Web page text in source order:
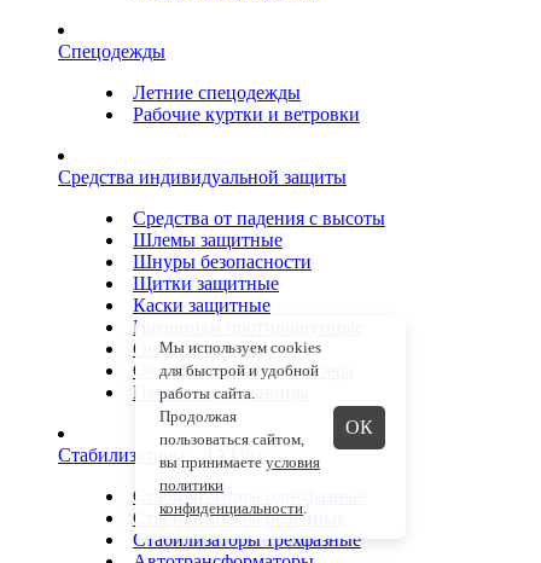
Спецодежды
Летние спецодежды
Рабочие куртки и ветровки
Средства индивидуальной защиты
Средства от падения с высоты
Шлемы защитные
Шнуры безопасности
Щитки защитные
Каски защитные
Наушники противошумные
Очки защитные
Очки защитные для лазера
Перчатки , рукавицы
Стабилизаторы , ЛАТРы
Стабилизаторы однофазные
Стабилизаторы релейные
Стабилизаторы трехфазные
Мы используем cookies
для быстрой и удобной
работы сайта.
Продолжая
пользоваться сайтом,
вы принимаете условия
политики
конфиденциальности.
ОК